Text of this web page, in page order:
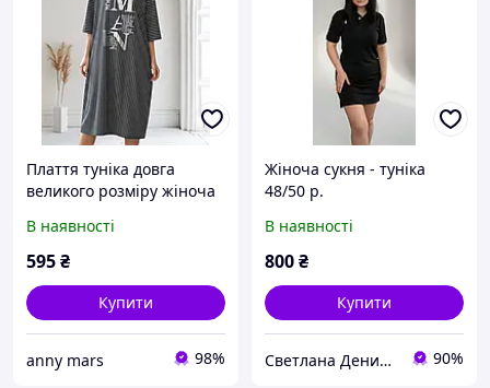
Плаття туніка довга
великого розміру жіноча
В наявності
595₴
Купити
anny mars 98%
Жіноча сукня - туніка
48/50 р.
В наявності
800₴
Купити
Светлана Денисова 90%